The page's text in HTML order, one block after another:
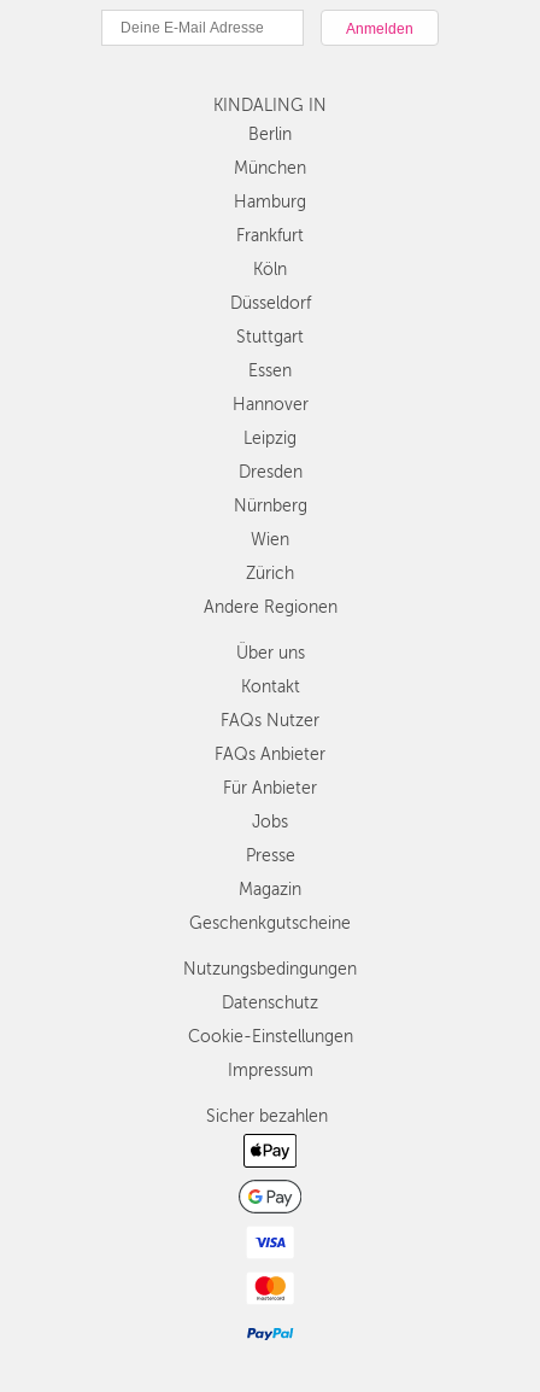
München
Hamburg
Köln
Düsseldorf
Stuttgart
Essen
Dresden
Nürnberg
Wien
Zürich
Andere
Regionen
KINDALING IN
Berlin
München
Hamburg
Frankfurt
Köln
Düsseldorf
Stuttgart
Essen
Hannover
Leipzig
Dresden
Nürnberg
Wien
Zürich
Andere Regionen
Über uns
Kontakt
FAQs Nutzer
FAQs Anbieter
Für Anbieter
Jobs
Presse
Magazin
Geschenkgutscheine
Nutzungsbedingungen
Datenschutz
Cookie-Einstellungen
Impressum
Sicher bezahlen